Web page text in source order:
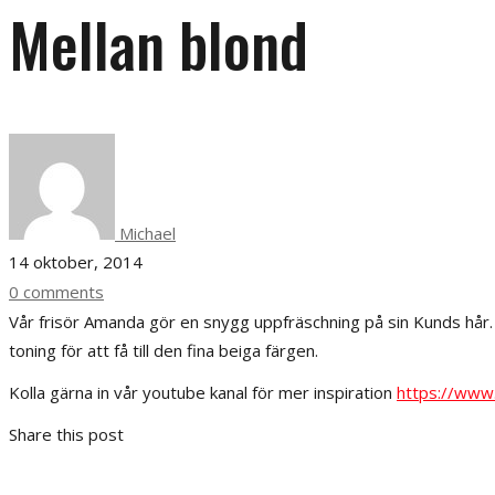
Mellan blond
Michael
14 oktober, 2014
0 comments
Vår frisör Amanda gör en snygg uppfräschning på sin Kunds
toning för att få till den fina beiga färgen.
Kolla gärna in vår youtube kanal för mer inspiration https://
Share this post